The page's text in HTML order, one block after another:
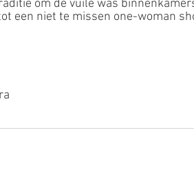
een niet te missen one-woman